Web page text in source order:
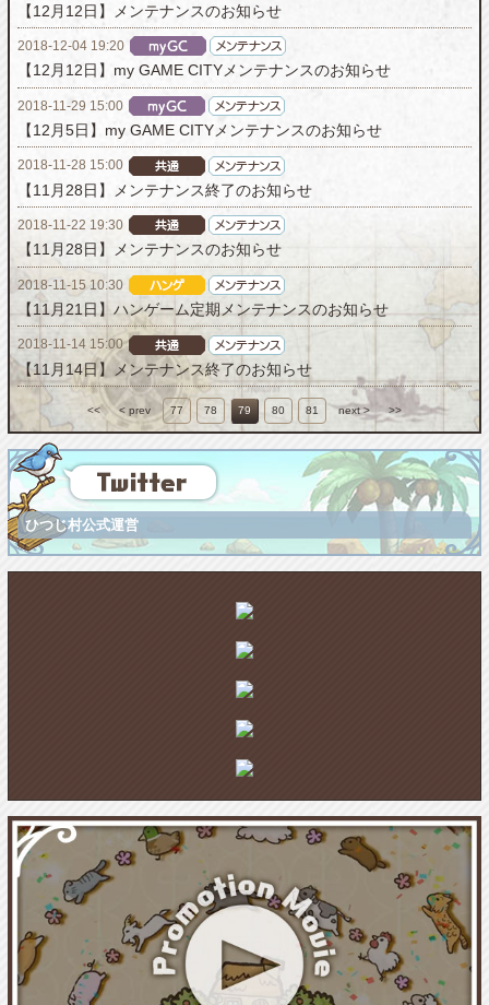
【12月12日】メンテナンスのお知らせ
2018-12-04 19:20
【12月12日】my GAME CITYメンテナンスのお知らせ
2018-11-29 15:00
【12月5日】my GAME CITYメンテナンスのお知らせ
2018-11-28 15:00
【11月28日】メンテナンス終了のお知らせ
2018-11-22 19:30
【11月28日】メンテナンスのお知らせ
2018-11-15 10:30
【11月21日】ハンゲーム定期メンテナンスのお知らせ
2018-11-14 15:00
【11月14日】メンテナンス終了のお知らせ
<< < prev 77 78 79 80 81 next > >>
ひつじ村公式運営